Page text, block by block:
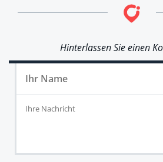
Hinterlassen Sie einen